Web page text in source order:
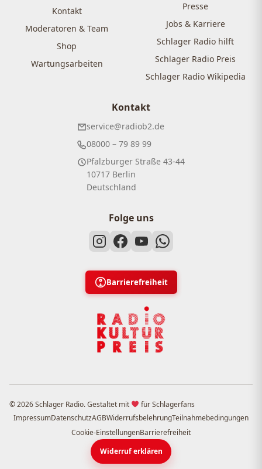
Kontakt
Moderatoren & Team
Shop
Wartungsarbeiten
Presse
Jobs & Karriere
Schlager Radio hilft
Schlager Radio Preis
Schlager Radio Wikipedia
Kontakt
service@radiob2.de
08000 – 79 89 99
Pfalzburger Straße 43-44
10717 Berlin
Deutschland
Folge uns
Barrierefreiheit
© 2026 Schlager Radio. Gestaltet mit
für Schlagerfans
ImpressumDatenschutzAGBWiderrufsbelehrungTeilnahmebedingungen
Cookie-EinstellungenBarrierefreiheit
Widerruf erklären